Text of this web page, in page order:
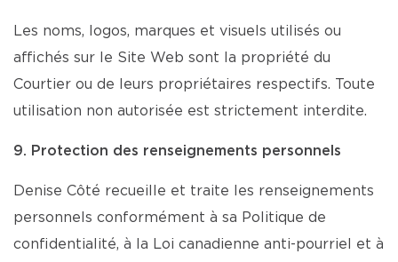
Les noms, logos, marques et visuels utilisés ou
affichés sur le Site Web sont la propriété du
Courtier ou de leurs propriétaires respectifs. Toute
utilisation non autorisée est strictement interdite.
9. Protection des renseignements personnels
Denise Côté recueille et traite les renseignements
personnels conformément à sa Politique de
confidentialité, à la Loi canadienne anti-pourriel et à